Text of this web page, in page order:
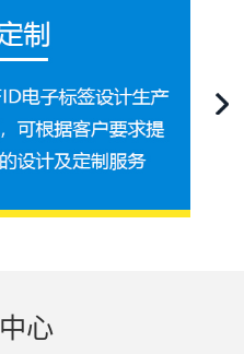
心